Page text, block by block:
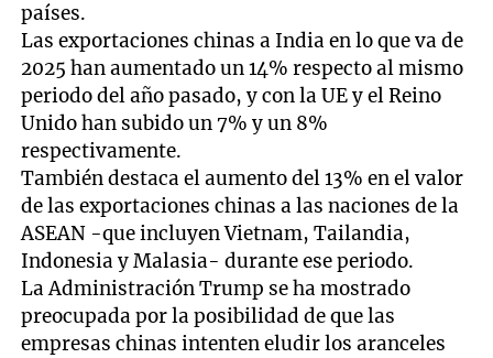
países.
Las exportaciones chinas a India en lo que va de
2025 han aumentado un 14% respecto al mismo
periodo del año pasado, y con la UE y el Reino
Unido han subido un 7% y un 8%
respectivamente.
También destaca el aumento del 13% en el valor
de las exportaciones chinas a las naciones de la
ASEAN -que incluyen Vietnam, Tailandia,
Indonesia y Malasia- durante ese periodo.
La Administración Trump se ha mostrado
preocupada por la posibilidad de que las
empresas chinas intenten eludir los aranceles